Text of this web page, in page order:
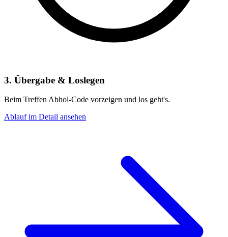
3. Übergabe & Loslegen
Beim Treffen Abhol-Code vorzeigen und los geht's.
Ablauf im Detail ansehen